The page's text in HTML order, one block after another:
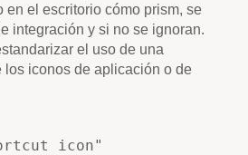
en el escritorio cómo prism, se
integración y si no se ignoran.
el uso de una
los iconos de aplicación o de
icon"